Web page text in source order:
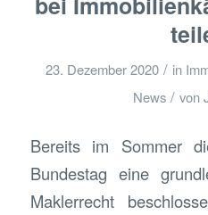
23. Dezember 2020 / in
News / von
Bereits im Sommer
Bundestag eine
Maklerrecht